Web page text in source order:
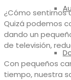
¿Cómo sentirnos
Quizá podemos
dando un
de televisión,
Con pequeños
tiempo, nuestra